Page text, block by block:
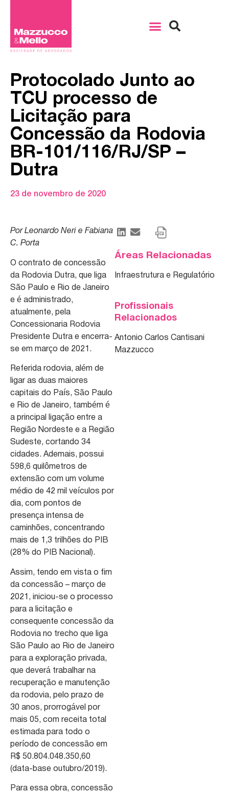
Protocolado Junto ao
TCU processo de
Licitação para
Concessão da Rodovia
BR-101/116/RJ/SP –
Dutra
23 de novembro de 2020
Por Leonardo Neri e Fabiana
C. Porta
O contrato de concessão
da Rodovia Dutra, que liga
São Paulo e Rio de Janeiro
e é administrado,
atualmente, pela
Concessionaria Rodovia
Presidente Dutra e encerra-
se em março de 2021.
Referida rodovia, além de
ligar as duas maiores
capitais do País, São Paulo
e Rio de Janeiro, também é
a principal ligação entre a
Região Nordeste e a Região
Sudeste, cortando 34
cidades. Ademais, possui
598,6 quilômetros de
extensão com um volume
médio de 42 mil veículos por
dia, com pontos de
presença intensa de
caminhões, concentrando
mais de 1,3 trilhões do PIB
(28% do PIB Nacional).
Assim, tendo em vista o fim
da concessão – março de
2021, iniciou-se o processo
para a licitação e
consequente concessão da
Rodovia no trecho que liga
São Paulo ao Rio de Janeiro
para a exploração privada,
que deverá trabalhar na
recuperação e manutenção
da rodovia, pelo prazo de
30 anos, prorrogável por
mais 05, com receita total
estimada para todo o
período de concessão em
R$ 50.804.048.350,60
(data-base outubro/2019).
Para essa obra, concessão
Áreas Relacionadas
Infraestrutura e Regulatório
Profissionais
Relacionados
Antonio Carlos Cantisani
Mazzucco